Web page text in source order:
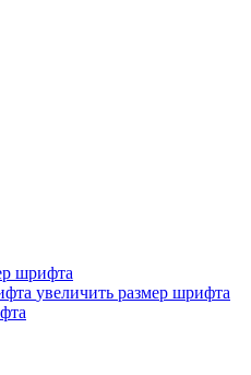
шрифта
увеличить размер шрифта